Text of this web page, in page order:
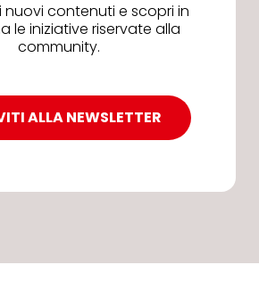
nuovi contenuti e scopri in
le iniziative riservate alla
community.
ALLA NEWSLETTER